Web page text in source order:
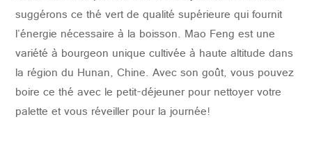
suggérons ce thé vert de qualité supérieure qui fournit
l'énergie nécessaire à la boisson. Mao Feng est une
variété à bourgeon unique cultivée à haute altitude dans
la région du Hunan, Chine.Avec son goût, vous pouvez
boire ce thé avec le petit-déjeuner pour nettoyer votre
palette et vous réveiller pour la journée!